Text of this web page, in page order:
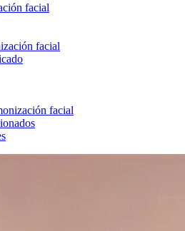
facial
facial
facial